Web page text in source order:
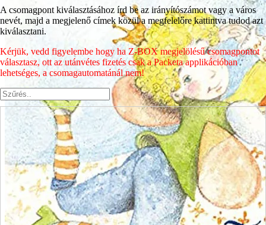
A csomagpont kiválasztásához írd be az irányítószámot vagy a város
nevét, majd a megjelenő címek közül a megfelelőre kattintva tudod azt
kiválasztani.
Kérjük, vedd figyelembe hogy ha Z-BOX megjelölésű csomagpontot
választasz, ott az utánvétes fizetés csak a Packeta applikációban
lehetséges, a csomagautomatánál nem!